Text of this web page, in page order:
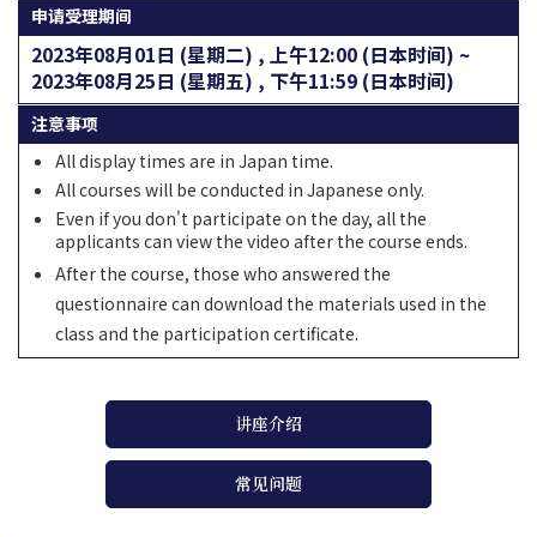
申请受理期间
2023年08月01日 (星期二) , 上午12:00 (日本时间) ~
2023年08月25日 (星期五) , 下午11:59 (日本时间)
注意事项
All display times are in Japan time.
All courses will be conducted in Japanese only.
Even if you don't participate on the day, all the
applicants can view the video after the course ends.
After the course, those who answered the
questionnaire can download the materials used in the
class and the participation certificate.
讲座介绍
常见问题